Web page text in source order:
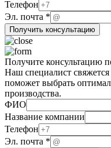
Телефон
Эл. почта *
Получить консультацию
Получите консультацию
Наш специалист
поможет выбрать
производства.
ФИО
Название компании
Телефон
почта
Телефон
Эл. почта *